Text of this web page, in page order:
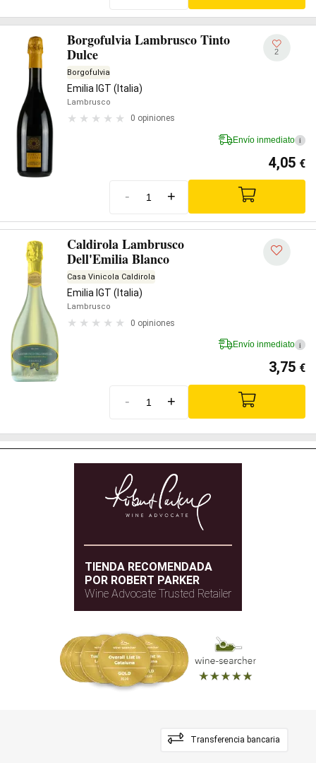
Borgofulvia Lambrusco Tinto
Dulce
Borgofulvia
Emilia IGT (Italia)
Lambrusco
0 opiniones
2
Envío inmediato i
4,05 €
- +
Caldirola Lambrusco
Dell'Emilia Blanco
Casa Vinicola Caldirola
Emilia IGT (Italia)
Lambrusco
0 opiniones
Envío inmediato i
3,75 €
- +
TIENDA RECOMENDADA
POR ROBERT PARKER
Wine Advocate Trusted Retailer
Transferencia bancaria